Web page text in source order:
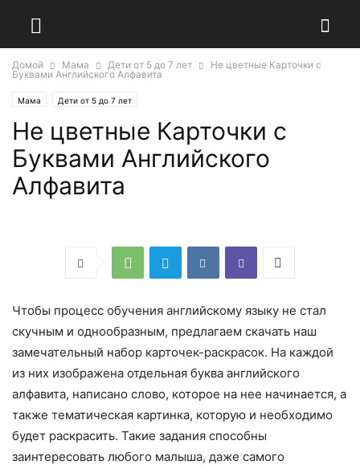
Домой Мама Дети от 5 до 7 лет
Не цветные Карточки с
Буквами Английского Алфавита
Мама Дети от 5 до 7 лет
Не цветные Карточки с
Буквами Английского
Алфавита
Чтобы процесс обучения английскому языку не стал
скучным и однообразным, предлагаем скачать наш
замечательный набор карточек-раскрасок. На каждой
из них изображена отдельная буква английского
алфавита, написано слово, которое на нее начинается, а
также тематическая картинка, которую и необходимо
будет раскрасить. Такие задания способны
заинтересовать любого малыша, даже самого